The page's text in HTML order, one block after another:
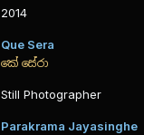
2014
Que Sera
කේ සේරා
Still Photographer
Parakrama Jayasinghe